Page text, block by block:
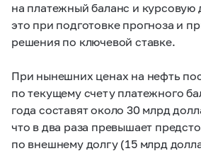
на платежный баланс и
это при подготовке прогноза и
решения по ключевой ставке.
При нынешних ценах на нефть
по текущему счету платежного
года составят около 30 млрд
что в два раза превышает
по внешнему долгу (15 млрд